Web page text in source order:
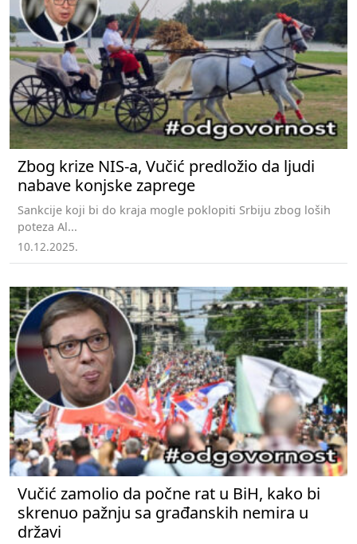
Zbog krize NIS-a, Vučić predložio da ljudi
nabave konjske zaprege
Sankcije koji bi do kraja mogle poklopiti Srbiju zbog loših
poteza Al...
10.12.2025.
Vučić zamolio da počne rat u BiH, kako bi
skrenuo pažnju sa građanskih nemira u
državi